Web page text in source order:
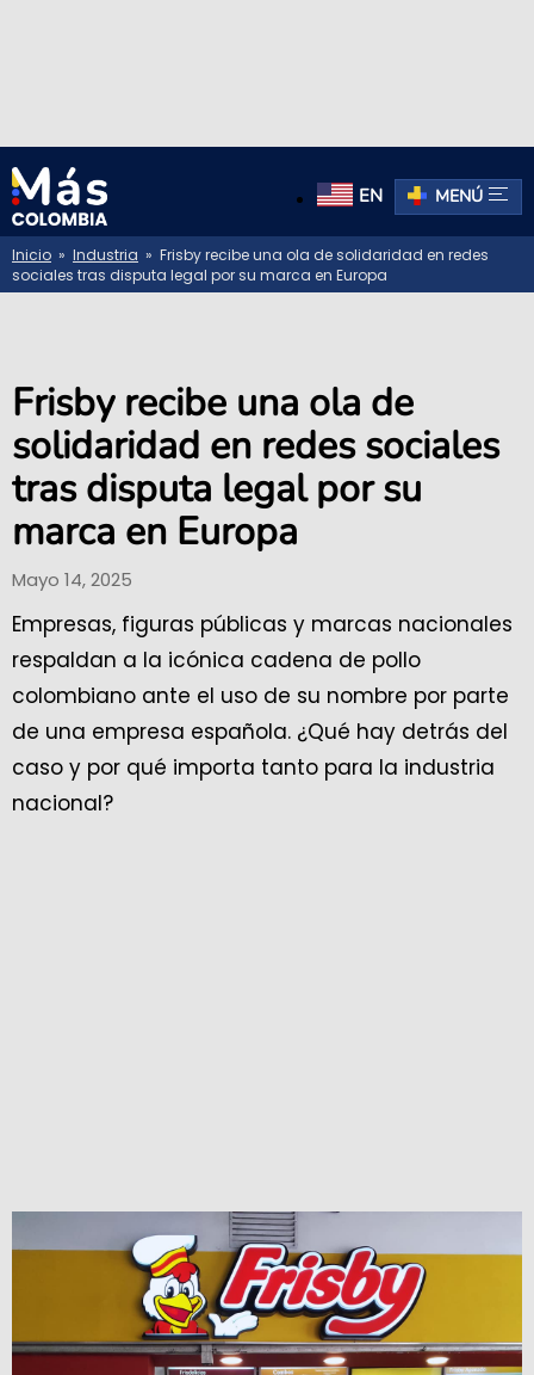
EN MENÚ
Inicio » Industria » Frisby recibe una ola de solidaridad en redes
sociales tras disputa legal por su marca en Europa
Frisby recibe una ola de
solidaridad en redes sociales
tras disputa legal por su
marca en Europa
Mayo 14, 2025
Empresas, figuras públicas y marcas nacionales
respaldan a la icónica cadena de pollo
colombiano ante el uso de su nombre por parte
de una empresa española. ¿Qué hay detrás del
caso y por qué importa tanto para la industria
nacional?